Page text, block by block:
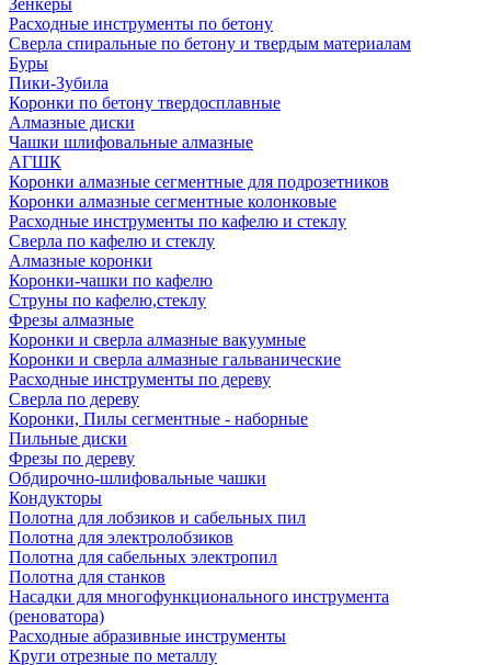
Зенкеры
Расходные инструменты по бетону
Сверла спиральные по бетону и твердым материалам
Буры
Пики-Зубила
Коронки по бетону твердосплавные
Алмазные диски
Чашки шлифовальные алмазные
АГШК
Коронки алмазные сегментные для подрозетников
Коронки алмазные сегментные колонковые
Расходные инструменты по кафелю и стеклу
Сверла по кафелю и стеклу
Алмазные коронки
Коронки-чашки по кафелю
Струны по кафелю,стеклу
Фрезы алмазные
Коронки и сверла алмазные вакуумные
Коронки и сверла алмазные гальванические
Расходные инструменты по дереву
Сверла по дереву
Коронки, Пилы сегментные - наборные
Пильные диски
Фрезы по дереву
Обдирочно-шлифовальные чашки
Кондукторы
Полотна для лобзиков и сабельных пил
Полотна для электролобзиков
Полотна для сабельных электропил
Полотна для станков
Насадки для многофункционального инструмента
(реноватора)
Расходные абразивные инструменты
Круги отрезные по металлу